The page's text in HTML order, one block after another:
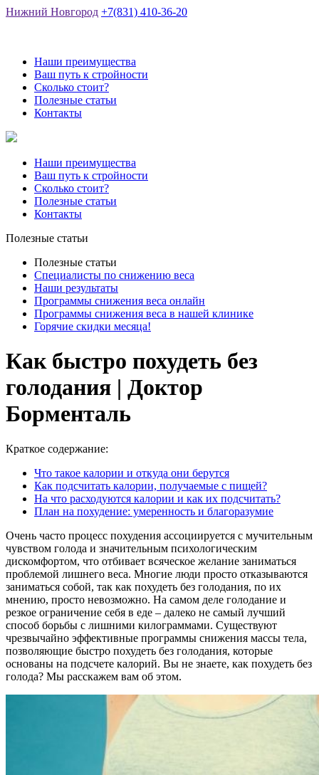
Нижний Новгород +7(831) 410-36-20
Наши преимущества
Ваш путь к стройности
Сколько стоит?
Полезные статьи
Контакты
Наши преимущества
Ваш путь к стройности
Сколько стоит?
Полезные статьи
Контакты
Полезные статьи
Полезные статьи
Специалисты по снижению веса
Наши результаты
Программы снижения веса онлайн
Программы снижения веса в нашей клинике
Горячие скидки месяца!
Как быстро похудеть без
голодания | Доктор
Борменталь
Краткое содержание:
Что такое калории и откуда они берутся
Как подсчитать калории, получаемые с пищей?
На что расходуются калории и как их подсчитать?
План на похудение: умеренность и благоразумие
Очень часто процесс похудения ассоциируется с мучительным
чувством голода и значительным психологическим
дискомфортом, что отбивает всяческое желание заниматься
проблемой лишнего веса. Многие люди просто отказываются
заниматься собой, так как похудеть без голодания, по их
мнению, просто невозможно. На самом деле голодание и
резкое ограничение себя в еде – далеко не самый лучший
способ борьбы с лишними килограммами. Существуют
чрезвычайно эффективные программы снижения массы тела,
позволяющие быстро похудеть без голодания, которые
основаны на подсчете калорий. Вы не знаете, как похудеть без
голода? Мы расскажем вам об этом.